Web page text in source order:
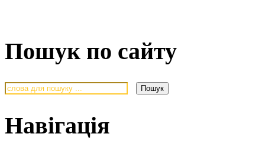
Пошук по сайту
Навігація